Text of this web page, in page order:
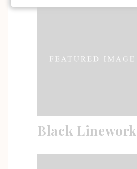
Black Linework